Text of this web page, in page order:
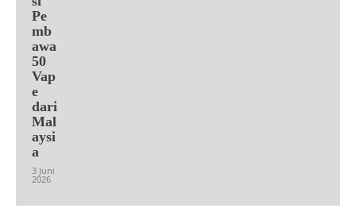
Pe
mb
awa
50
Vap
e
dari
Mal
aysi
a
3 Juni
2026